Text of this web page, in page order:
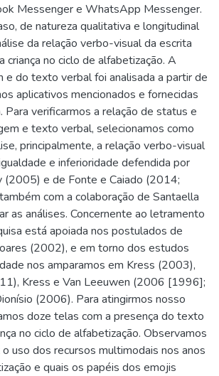
Messenger e WhatsApp Messenger.
de natureza qualitativa e longitudinal
da relação verbo-visual da escrita
criança no ciclo de alfabetização. A
e do texto verbal foi analisada a partir de
aplicativos mencionados e fornecidas
Para verificarmos a relação de status e
e texto verbal, selecionamos como
principalmente, a relação verbo-visual
e inferioridade defendida por
(2005) e de Fonte e Caiado (2014;
com a colaboração de Santaella
as análises. Concernente ao letramento
está apoiada nos postulados de
(2002), e em torno dos estudos
nos amparamos em Kress (2003),
Kress e Van Leeuwen (2006 [1996];
(2006). Para atingirmos nosso
doze telas com a presença do texto
no ciclo de alfabetização. Observamos
o uso dos recursos multimodais nos anos
e quais os papéis dos emojis